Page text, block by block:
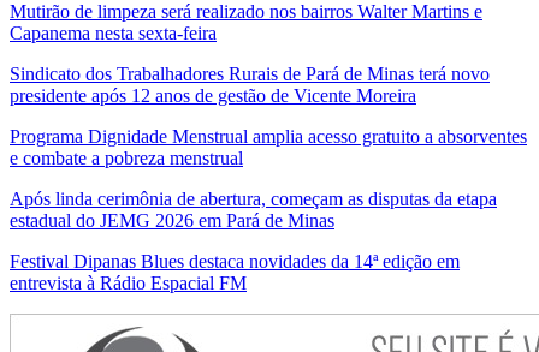
Mutirão de limpeza será realizado nos bairros Walter Martins e
Capanema nesta sexta-feira
Sindicato dos Trabalhadores Rurais de Pará de Minas terá novo
presidente após 12 anos de gestão de Vicente Moreira
Programa Dignidade Menstrual amplia acesso gratuito a absorventes
e combate a pobreza menstrual
Após linda cerimônia de abertura, começam as disputas da etapa
estadual do JEMG 2026 em Pará de Minas
Festival Dipanas Blues destaca novidades da 14ª edição em
entrevista à Rádio Espacial FM